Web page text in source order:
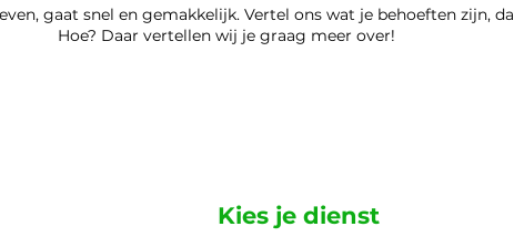
gaat snel en gemakkelijk. Vertel ons wat je behoeften zijn,
Hoe? Daar vertellen wij je graag meer over!
Kies je dienst